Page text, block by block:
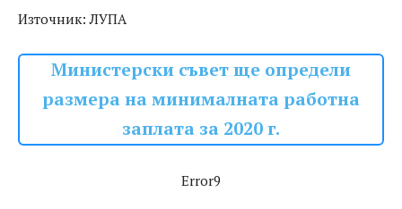
Източник: ЛУПА
Министерски съвет ще определи
размера на минималната работна
заплата за 2020 г.
Error9